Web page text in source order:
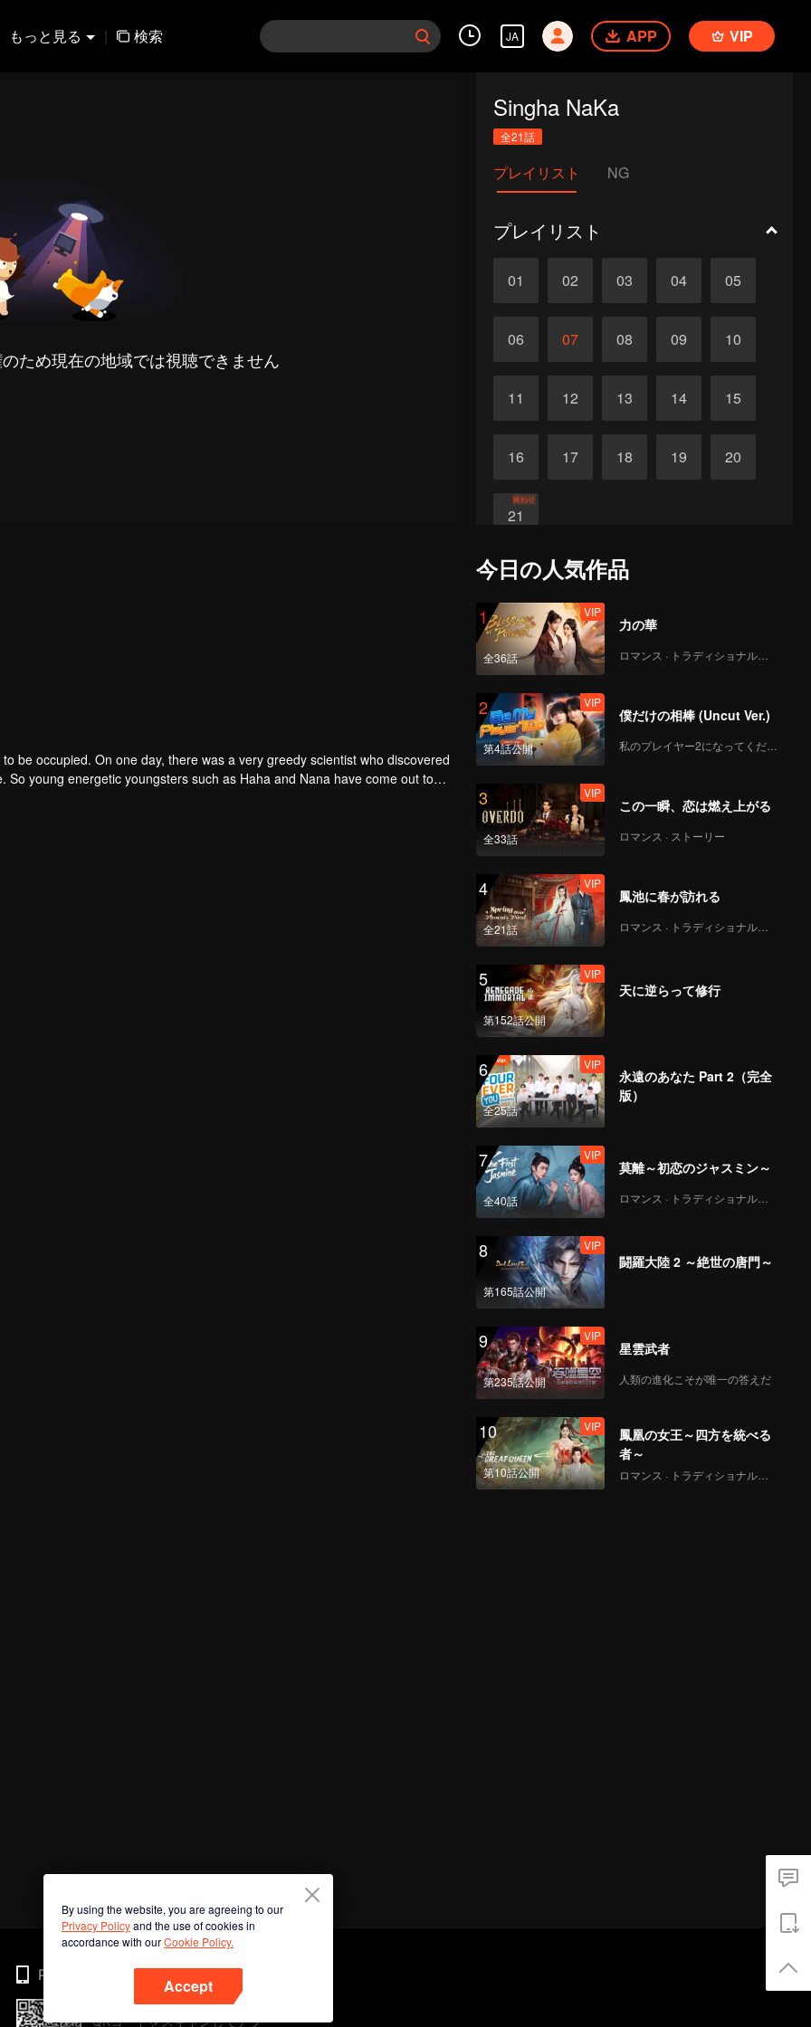
もっと見る | 検索 JA APP VIP
ため現在の地域では視聴できません
Singha NaKa
全21話
プレイリスト NG
プレイリスト
01 02 03 04 05
06 07 08 09 10
11 12 13 14 15
16 17 18 19 20
21
終わり
be occupied. On one day, there was a very greedy scientist who discovered
young energetic youngsters such as Haha and Nana have come out to
villains. The mission is to stumble upon the love story. Make sure to make
今日の人気作品
1
全36話
VIP
力の華
ロマンス · トラディショナル・コスチューム
2
第4話公開
VIP
僕だけの相棒 (Uncut Ver.)
私のプレイヤー2になってください
3
全33話
VIP
この一瞬、恋は燃え上がる
ロマンス · ストーリー
4
全21話
VIP
鳳池に春が訪れる
ロマンス · トラディショナル・コスチューム
5
第152話公開
VIP
天に逆らって修行
6
全25話
VIP
永遠のあなた Part 2（完全
版）
7
全40話
VIP
莫離～初恋のジャスミン～
ロマンス · トラディショナル・コスチューム
8
第165話公開
VIP
闘羅大陸 2 ～絶世の唐門～
9
第235話公開
VIP
星雲武者
人類の進化こそが唯一の答えだ
10
第10話公開
VIP
鳳凰の女王～四方を統べる
者～
ロマンス · トラディショナル・コスチューム · ファンタジー
By using the website, you are agreeing to our
Privacy Policyand the use of cookies in
accordance with ourCookie Policy.
Accept
Phone
QRコードをスキャンしてアプ